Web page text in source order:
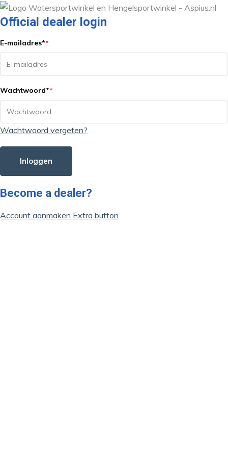
Official dealer login
E-mailadres**
Wachtwoord**
Wachtwoord vergeten?
Inloggen
Become a dealer?
Account aanmaken Extra button